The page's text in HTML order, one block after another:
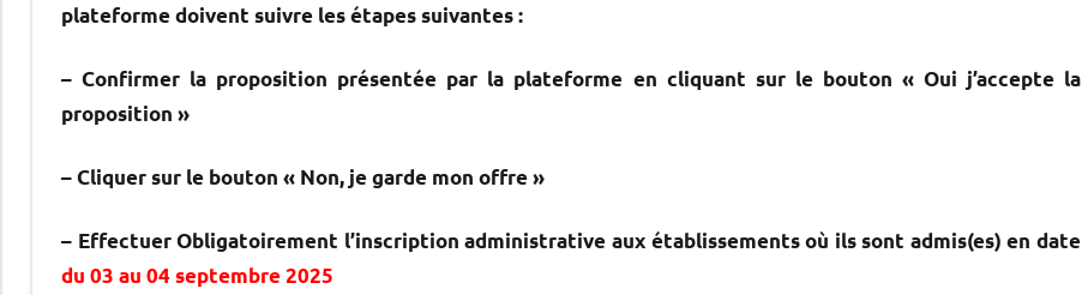
plateforme doivent suivre les étapes suivantes :
– Confirmer la proposition présentée par la plateforme en cliquant sur le bouton « Oui j’accepte la
proposition »
– Cliquer sur le bouton « Non, je garde mon offre »
– Effectuer Obligatoirement l’inscription administrative aux établissements où ils sont admis(es) en date
du 03 au 04 septembre 2025